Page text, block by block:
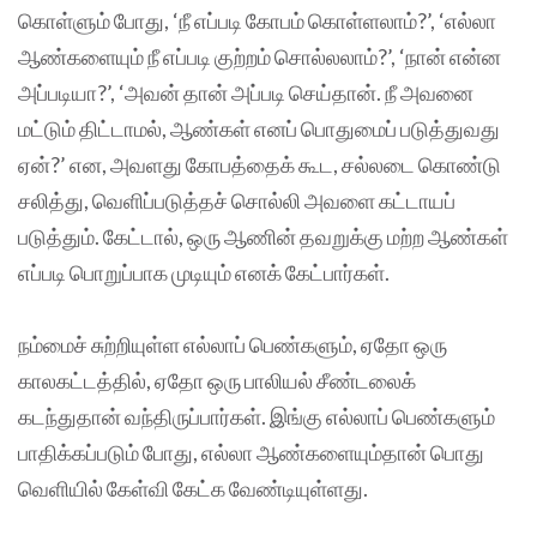
கொள்ளும் போது, ‘நீ எப்படி கோபம் கொள்ளலாம்?’, ‘எல்லா
ஆண்களையும் நீ எப்படி குற்றம் சொல்லலாம்?’, ‘நான் என்ன
அப்படியா?’, ‘அவன் தான் அப்படி செய்தான். நீ அவனை
மட்டும் திட்டாமல், ஆண்கள் எனப் பொதுமைப் படுத்துவது
ஏன்?’ என, அவளது கோபத்தைக் கூட, சல்லடை கொண்டு
சலித்து, வெளிப்படுத்தச் சொல்லி அவளை கட்டாயப்
படுத்தும். கேட்டால், ஒரு ஆணின் தவறுக்கு மற்ற ஆண்கள்
எப்படி பொறுப்பாக முடியும் எனக் கேட்பார்கள்.
நம்மைச் சுற்றியுள்ள எல்லாப் பெண்களும், ஏதோ ஒரு
காலகட்டத்தில், ஏதோ ஒரு பாலியல் சீண்டலைக்
கடந்துதான் வந்திருப்பார்கள். இங்கு எல்லாப் பெண்களும்
பாதிக்கப்படும் போது, எல்லா ஆண்களையும்தான் பொது
வெளியில் கேள்வி கேட்க வேண்டியுள்ளது.